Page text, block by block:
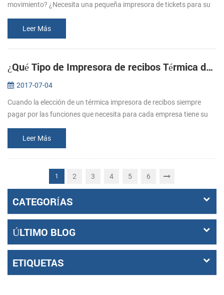
movimiento? ¿Necesita una pequeña impresora de tickets para su
ideales p...
Leer Más
¿Qué Tipo de Impresora de recibos Térmica debo Comprar?
2017-07-04
Cuando la elección de un térmica impresora de recibos siempre
pagar por las funciones que necesita para cada empresa tiene su
requisitos s...
Leer Más
1 2 3 4 5 6
CATEGORÍAS
ÚLTIMO BLOG
ETIQUETAS